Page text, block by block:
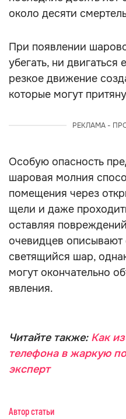
около десяти
При появлении
убегать, ни
резкое движение
которые могут
РЕКЛАМА -
Особую опасность
шаровая молния
помещения через
щели и даже
оставляя
очевидцев описывают
светящийся шар,
могут окончательно
явления.
Читайте также: Как
телефона в жаркую
эксперт
Автор статьи